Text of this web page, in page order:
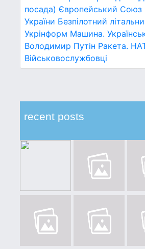
посада) Європейський Союз
України Безпілотний
Укрінформ Машина.
Володимир Путін Ракета.
Військовослужбовці
recent posts